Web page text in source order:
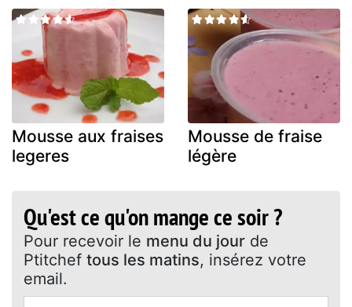
Mousse aux fraises
legeres
Mousse de fraise
légère
Qu'est ce qu'on mange ce soir ?
Pour recevoir le menu du jour de
Ptitchef tous les matins, insérez votre
email.